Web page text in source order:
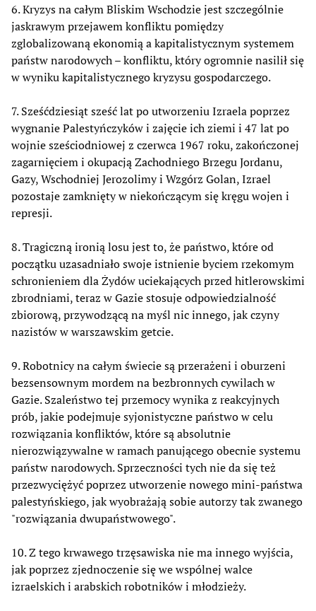
6. Kryzys na całym Bliskim Wschodzie jest szczególnie
jaskrawym przejawem konfliktu pomiędzy
zglobalizowaną ekonomią a kapitalistycznym systemem
państw narodowych – konfliktu, który ogromnie nasilił się
w wyniku kapitalistycznego kryzysu gospodarczego.
7. Sześćdziesiąt sześć lat po utworzeniu Izraela poprzez
wygnanie Palestyńczyków i zajęcie ich ziemi i 47 lat po
wojnie sześciodniowej z czerwca 1967 roku, zakończonej
zagarnięciem i okupacją Zachodniego Brzegu Jordanu,
Gazy, Wschodniej Jerozolimy i Wzgórz Golan, Izrael
pozostaje zamknięty w niekończącym się kręgu wojen i
represji.
8. Tragiczną ironią losu jest to, że państwo, które od
początku uzasadniało swoje istnienie byciem rzekomym
schronieniem dla Żydów uciekających przed hitlerowskimi
zbrodniami, teraz w Gazie stosuje odpowiedzialność
zbiorową, przywodzącą na myśl nic innego, jak czyny
nazistów w warszawskim getcie.
9. Robotnicy na całym świecie są przerażeni i oburzeni
bezsensownym mordem na bezbronnych cywilach w
Gazie. Szaleństwo tej przemocy wynika z reakcyjnych
prób, jakie podejmuje syjonistyczne państwo w celu
rozwiązania konfliktów, które są absolutnie
nierozwiązywalne w ramach panującego obecnie systemu
państw narodowych. Sprzeczności tych nie da się też
przezwyciężyć poprzez utworzenie nowego mini-państwa
palestyńskiego, jak wyobrażają sobie autorzy tak zwanego
"rozwiązania dwupaństwowego".
10. Z tego krwawego trzęsawiska nie ma innego wyjścia,
jak poprzez zjednoczenie się we wspólnej walce
izraelskich i arabskich robotników i młodzieży.